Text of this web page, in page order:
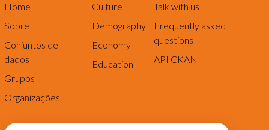
Home
Sobre
Conjuntos de
dados
Grupos
Organizações
Culture
Demography
Economy
Education
Talk with us
Frequently asked
questions
API CKAN